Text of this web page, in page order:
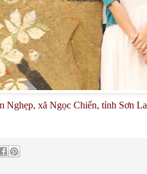
Nghẹp, xã Ngọc Chiến, tỉnh Sơn La